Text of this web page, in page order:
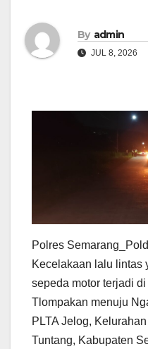
By admin
JUL 8, 2026
Polres
Kecelakaan lalu lintas
sepeda motor terjadi
Tlompakan menuju
PLTA Jelog,
Tuntang, Kabupaten